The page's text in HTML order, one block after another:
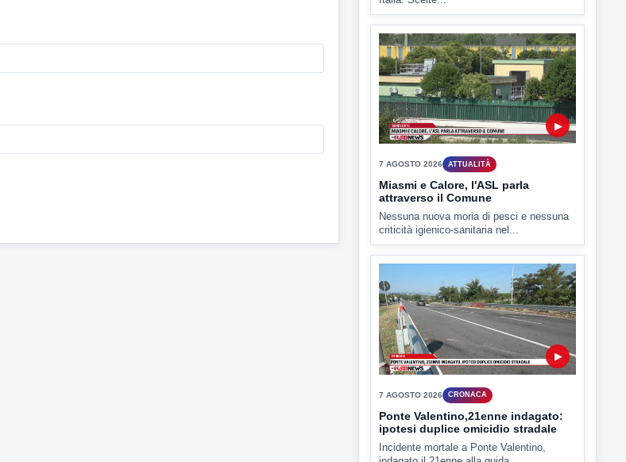
Benevento Calcio: Le scelte di
Floro Flores per il debutto di Coppa
Italia
Il Benevento è pronto al debutto di Coppa
Italia. Scelte...
7 AGOSTO 2026 ATTUALITÀ
Miasmi e Calore, l'ASL parla
attraverso il Comune
Nessuna nuova moria di pesci e nessuna
criticità igienico-sanitaria nel...